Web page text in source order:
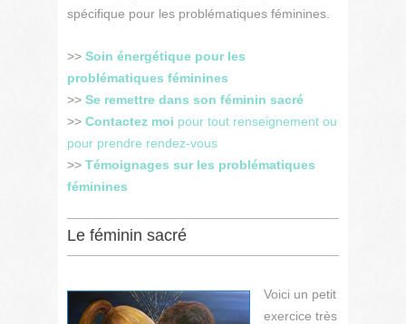
spécifique pour les problématiques féminines.
>> Soin énergétique pour les
problématiques féminines
>> Se remettre dans son féminin sacré
>> Contactez moi pour tout renseignement ou
pour prendre rendez-vous
>> Témoignages sur les problématiques
féminines
Le féminin sacré
Voici un petit
exercice très